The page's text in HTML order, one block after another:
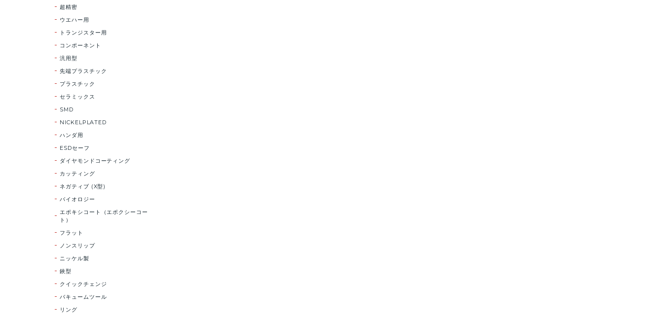
超精密
ウエハー用
トランジスター用
コンポーネント
汎用型
先端プラスチック
プラスチック
セラミックス
SMD
NICKELPLATED
ハンダ用
ESDセーフ
ダイヤモンドコーティング
カッティング
ネガティブ (X型)
バイオロジー
エポキシコート（エポクシーコー
ト）
フラット
ノンスリップ
ニッケル製
鋏型
クイックチェンジ
バキュームツール
リング